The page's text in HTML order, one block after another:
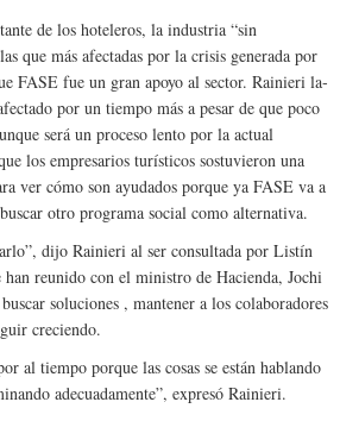
de los hoteleros, la industria “sin
que más afectadas por la crisis gene­rada por
FASE fue un gran apoyo al sector. Rainieri la­
por un tiempo más a pesar de que poco
será un proceso lento por la actual
los empre­sarios turísticos sostuvieron una
ver cómo son ayu­dados porque ya FASE va a
otro programa social como alternativa.
dijo Rainieri al ser consultada por Listín
reunido con el minis­tro de Hacienda, Jochi
soluciones , man­tener a los colaboradores
creciendo.
al tiempo porque las cosas se están hablando
adecuadamente”, expresó Rainieri.